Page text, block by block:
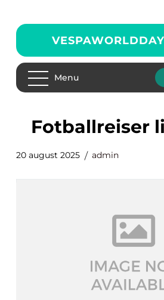
Menu
fotballreiser
20 august 2025 admin